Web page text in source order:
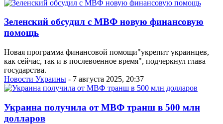
Зеленский обсудил с МВФ новую финансовую
помощь
Новая программа финансовой помощи"укрепит украинцев,
как сейчас, так и в послевоенное время", подчеркнул глава
государства.
Новости Украины - 7 августа 2025, 20:37
Украина получила от МВФ транш в 500 млн
долларов